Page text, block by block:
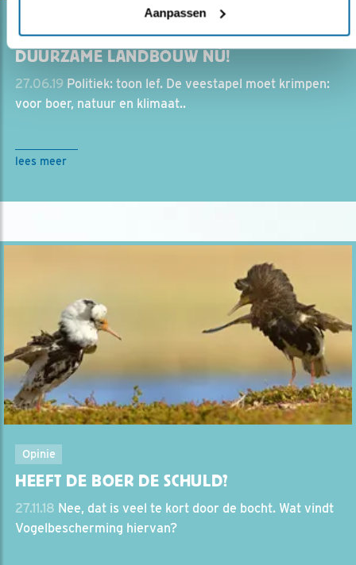
Aanpassen
DUURZAME LANDBOUW NÚ!
27.06.19 Politiek: toon lef. De veestapel moet krimpen:
voor boer, natuur en klimaat..
lees meer
Opinie
HEEFT DE BOER DE SCHULD?
27.11.18 Nee, dat is veel te kort door de bocht. Wat vindt
Vogelbescherming hiervan?